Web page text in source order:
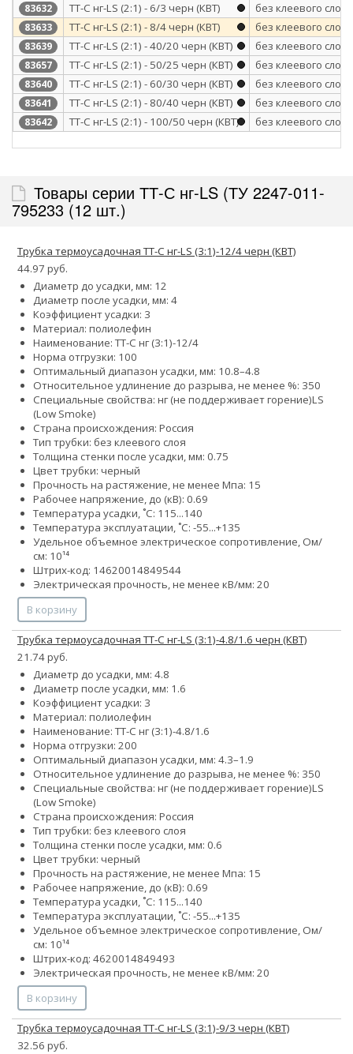
83632 ТТ-С нг-LS (2:1) - 6/3 черн (КВТ) без клеевого слоя
83633 ТТ-С нг-LS (2:1) - 8/4 черн (КВТ) без клеевого слоя
83639 ТТ-С нг-LS (2:1) - 40/20 черн (КВТ) без клеевого слоя
83657 ТТ-С нг-LS (2:1) - 50/25 черн (КВТ) без клеевого слоя
83640 ТТ-С нг-LS (2:1) - 60/30 черн (КВТ) без клеевого слоя
83641 ТТ-С нг-LS (2:1) - 80/40 черн (КВТ) без клеевого слоя
83642 ТТ-С нг-LS (2:1) - 100/50 черн (КВТ) без клеевого слоя
Товары серии ТТ-С нг-LS (ТУ 2247-011-
795233 (12 шт.)
Трубка термоусадочная ТТ-С нг-LS (3:1)-12/4 черн (КВТ)
44.97 руб.
Диаметр до усадки, мм: 12
Диаметр после усадки, мм: 4
Коэффициент усадки: 3
Материал: полиолефин
Наименование: ТТ-С нг (3:1)-12/4
Норма отгрузки: 100
Оптимальный диапазон усадки, мм: 10.8–4.8
Относительное удлинение до разрыва, не менее %: 350
Специальные свойства: нг (не поддерживает горение)LS
(Low Smoke)
Страна происхождения: Россия
Тип трубки: без клеевого слоя
Толщина стенки после усадки, мм: 0.75
Цвет трубки: черный
Прочность на растяжение, не менее Мпа: 15
Рабочее напряжение, до (кВ): 0.69
Температура усадки, ˚С: 115...140
Температура эксплуатации, ˚С: -55...+135
Удельное объемное электрическое сопротивление, Ом/
см: 10¹⁴
Штрих-код: 14620014849544
Электрическая прочность, не менее кВ/мм: 20
В корзину
Трубка термоусадочная ТТ-С нг-LS (3:1)-4.8/1.6 черн (КВТ)
21.74 руб.
Диаметр до усадки, мм: 4.8
Диаметр после усадки, мм: 1.6
Коэффициент усадки: 3
Материал: полиолефин
Наименование: ТТ-С нг (3:1)-4.8/1.6
Норма отгрузки: 200
Оптимальный диапазон усадки, мм: 4.3–1.9
Относительное удлинение до разрыва, не менее %: 350
Специальные свойства: нг (не поддерживает горение)LS
(Low Smoke)
Страна происхождения: Россия
Тип трубки: без клеевого слоя
Толщина стенки после усадки, мм: 0.6
Цвет трубки: черный
Прочность на растяжение, не менее Мпа: 15
Рабочее напряжение, до (кВ): 0.69
Температура усадки, ˚С: 115...140
Температура эксплуатации, ˚С: -55...+135
Удельное объемное электрическое сопротивление, Ом/
см: 10¹⁴
Штрих-код: 4620014849493
Электрическая прочность, не менее кВ/мм: 20
В корзину
Трубка термоусадочная ТТ-С нг-LS (3:1)-9/3 черн (КВТ)
32.56 руб.